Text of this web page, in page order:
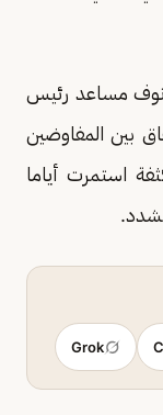
مساعد رئيس
بين المفاوضين
استمرت أياما
Grok